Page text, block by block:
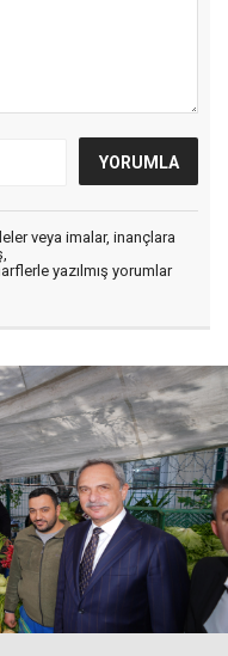
veya imalar, inançlara
yazılmış yorumlar